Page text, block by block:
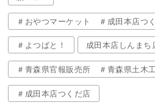
＃おやつマーケット ＃成田本店つ
＃よつばと！ 成田本店しんまち
＃青森県官報販売所 ＃青森県土木
＃成田本店つくだ店